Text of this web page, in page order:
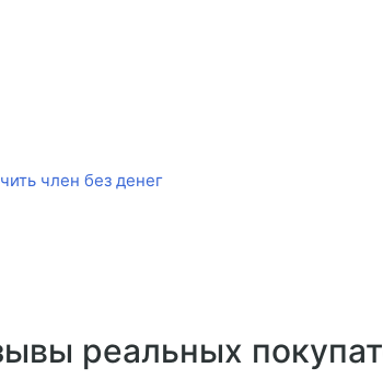
член без денег
реальных